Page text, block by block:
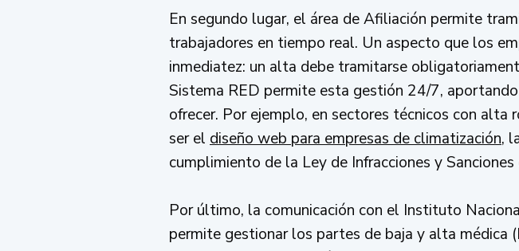
En segundo lugar, el área de Afiliación permite
trabajadores en tiempo real. Un aspecto que los
inmediatez: un alta debe tramitarse
Sistema RED permite esta gestión 24/7,
ofrecer. Por ejemplo, en sectores técnicos con
ser el diseño web para empresas de climatización,
cumplimiento de la Ley de Infracciones y
Por último, la comunicación con el Instituto
permite gestionar los partes de baja y alta médica